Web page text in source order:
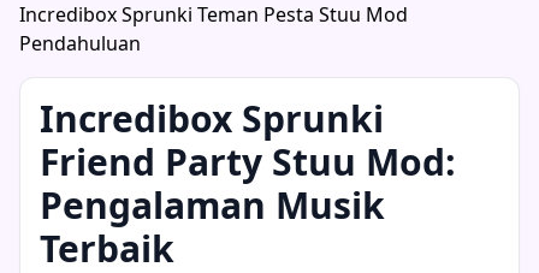
Incredibox Sprunki Teman Pesta Stuu Mod
Pendahuluan
Incredibox Sprunki
Friend Party Stuu Mod:
Pengalaman Musik
Terbaik